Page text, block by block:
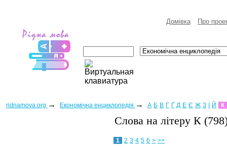
Домівка Про
ridnamova.org → Eкономічна енциклопедія → А Б В Г Ґ Д Е Є Ж З Й К
Слова на лiтеру К
1 2 3 4 5 6 > >>